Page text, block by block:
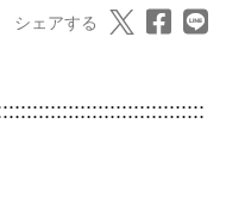
シェアする